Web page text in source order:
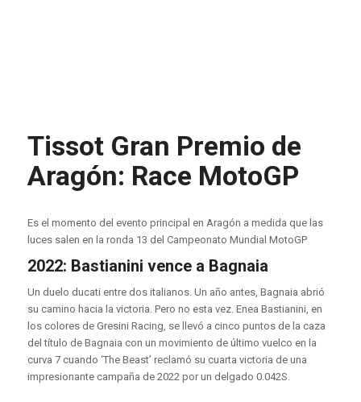
Tissot Gran Premio de
Aragón: Race MotoGP
Es el momento del evento principal en Aragón a medida que las
luces salen en la ronda 13 del Campeonato Mundial MotoGP
2022: Bastianini vence a Bagnaia
Un duelo ducati entre dos italianos. Un año antes, Bagnaia abrió
su camino hacia la victoria. Pero no esta vez. Enea Bastianini, en
los colores de Gresini Racing, se llevó a cinco puntos de la caza
del título de Bagnaia con un movimiento de último vuelco en la
curva 7 cuando ‘The Beast’ reclamó su cuarta victoria de una
impresionante campaña de 2022 por un delgado 0.042S.